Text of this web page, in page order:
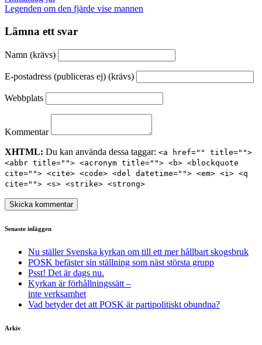
Legenden om den fjärde vise mannen
Lämna ett svar
Namn (krävs)
E-postadress (publiceras ej) (krävs)
Webbplats
Kommentar
XHTML: Du kan använda dessa taggar: <a href="" title="">
<abbr title=""> <acronym title=""> <b> <blockquote
cite=""> <cite> <code> <del datetime=""> <em> <i> <q
cite=""> <s> <strike> <strong>
Senaste inläggen
Nu ställer Svenska kyrkan om till ett mer hållbart skogsbruk
POSK befäster sin ställning som näst största grupp
Psst! Det är dags nu.
Kyrkan är förhållningssätt –
inte verksamhet
Vad betyder det att POSK är partipolitiskt obundna?
Arkiv